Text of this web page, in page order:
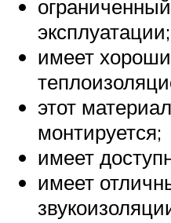
эксплуатации;
имеет
этот
монтируется;
имеет
имеет